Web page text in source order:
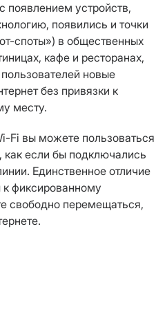
появлением устройств,
появились и точки
споты») в общественных
кафе и ресторанах,
новые
без привязки к
месту.
Fi вы можете пользоваться
как если бы подключались
Единственное отличие
фиксированному
свободно перемещаться,